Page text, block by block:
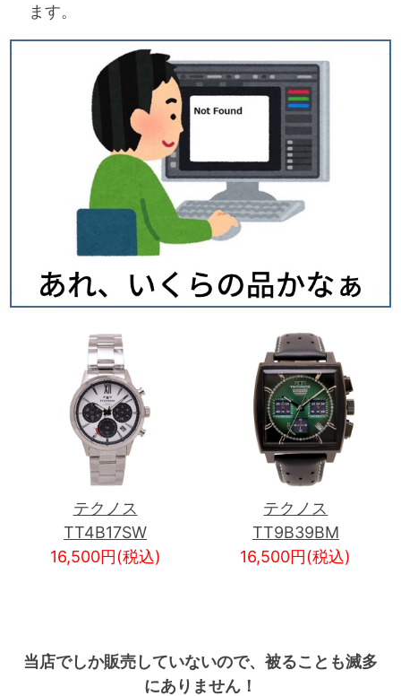
ます。
テクノス
TT4B17SW
16,500円(税込)
テクノス
TT9B39BM
16,500円(税込)
当店でしか販売していないので、被ることも滅多
にありません！